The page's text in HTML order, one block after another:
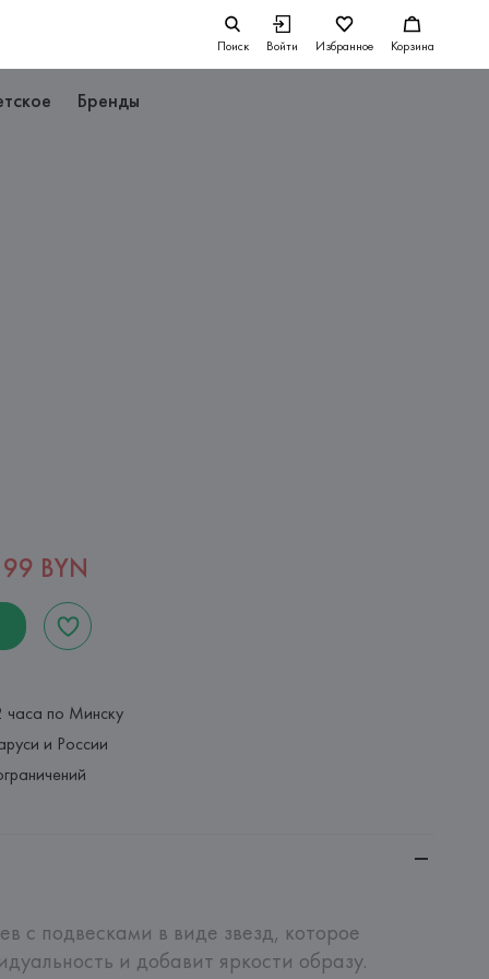
Поиск Войти Избранное Корзина
Бренды
BYN
часа по Минску
и России
с подвесками в виде звезд, которое
и добавит яркости образу.